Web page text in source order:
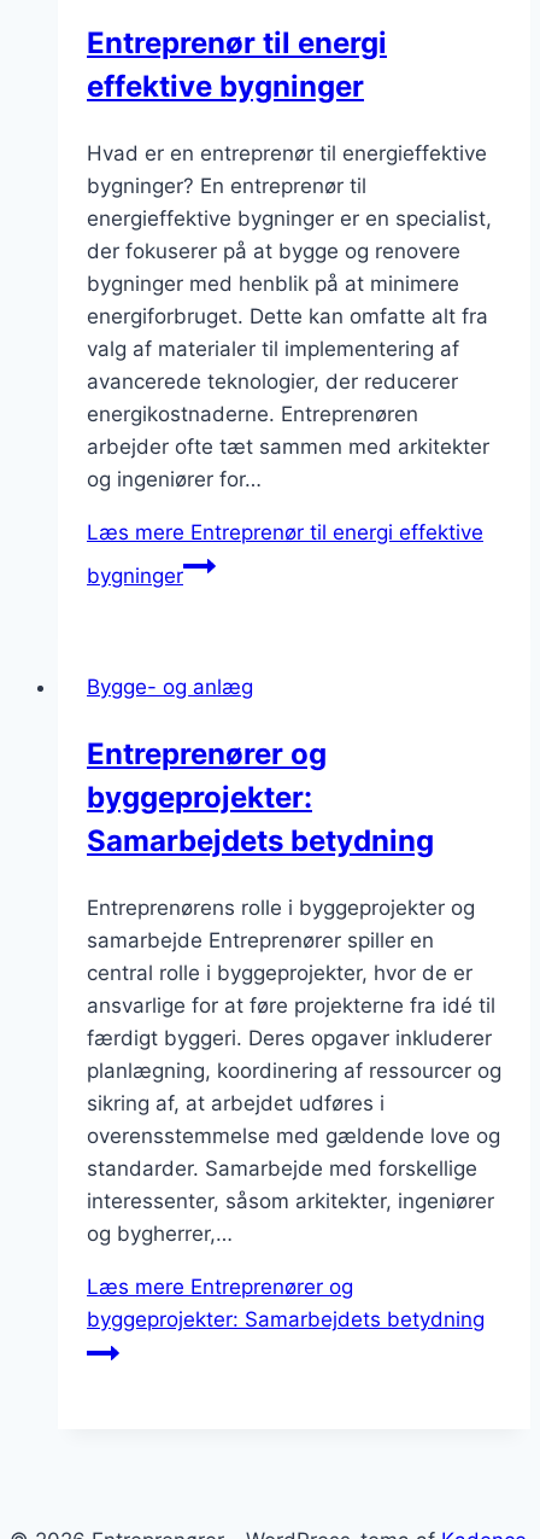
Entreprenør til energi
effektive bygninger
Hvad er en entreprenør til energieffektive
bygninger? En entreprenør til
energieffektive bygninger er en specialist,
der fokuserer på at bygge og renovere
bygninger med henblik på at minimere
energiforbruget. Dette kan omfatte alt fra
valg af materialer til implementering af
avancerede teknologier, der reducerer
energikostnaderne. Entreprenøren
arbejder ofte tæt sammen med arkitekter
og ingeniører for…
Læs mere Entreprenør til energi effektive
bygninger
Bygge- og anlæg
Entreprenører og
byggeprojekter:
Samarbejdets betydning
Entreprenørens rolle i byggeprojekter og
samarbejde Entreprenører spiller en
central rolle i byggeprojekter, hvor de er
ansvarlige for at føre projekterne fra idé til
færdigt byggeri. Deres opgaver inkluderer
planlægning, koordinering af ressourcer og
sikring af, at arbejdet udføres i
overensstemmelse med gældende love og
standarder. Samarbejde med forskellige
interessenter, såsom arkitekter, ingeniører
og bygherrer,…
Læs mere Entreprenører og
byggeprojekter: Samarbejdets betydning